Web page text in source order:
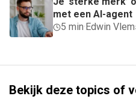
met een AI-agent
5 min· Edwin
Bekijk deze topics of